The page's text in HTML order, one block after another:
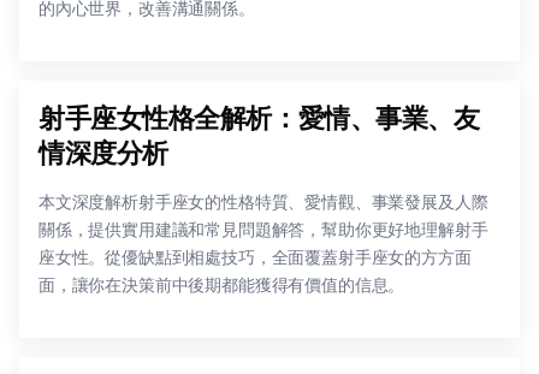
的內心世界，改善溝通關係。
射手座女性格全解析：愛情、事業、友
情深度分析
本文深度解析射手座女的性格特質、愛情觀、事業發展及人際
關係，提供實用建議和常見問題解答，幫助你更好地理解射手
座女性。從優缺點到相處技巧，全面覆蓋射手座女的方方面
面，讓你在決策前中後期都能獲得有價值的信息。